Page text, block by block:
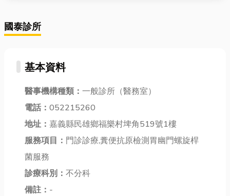
國泰診所
基本資料
醫事機構種類： 一般診所（醫務室）
電話： 052215260
地址： 嘉義縣民雄鄉福樂村埤角519號1樓
服務項目： 門診診療,糞便抗原檢測胃幽門螺旋桿
菌服務
診療科別： 不分科
備註： -